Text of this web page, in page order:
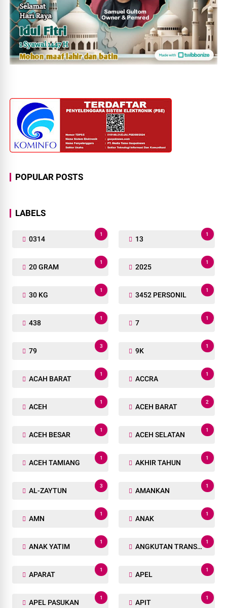
POPULAR POSTS
LABELS
0314
1
13
1
20 GRAM
1
2025
1
30 KG
1
3452 PERSONIL
1
438
1
7
1
79
3
9K
1
ACAH BARAT
1
ACCRA
1
ACEH
1
ACEH BARAT
2
ACEH BESAR
1
ACEH SELATAN
1
ACEH TAMIANG
1
AKHIR TAHUN
1
AL-ZAYTUN
3
AMANKAN
1
AMN
1
ANAK
1
ANAK YATIM
1
ANGKUTAN TRANSPORTASI
1
APARAT
1
APEL
1
APEL PASUKAN
1
APIT
1